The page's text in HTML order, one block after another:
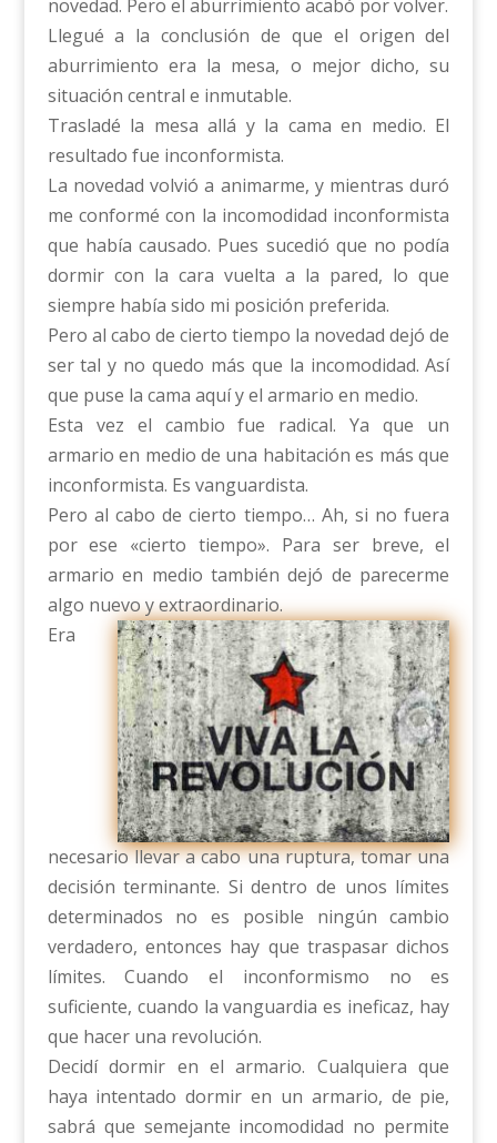
novedad. Pero el aburrimiento acabó por volver.
Llegué a la conclusión de que el origen del
aburrimiento era la mesa, o mejor dicho, su
situación central e inmutable.
Trasladé la mesa allá y la cama en medio. El
resultado fue inconformista.
La novedad volvió a animarme, y mientras duró
me conformé con la incomodidad inconformista
que había causado. Pues sucedió que no podía
dormir con la cara vuelta a la pared, lo que
siempre había sido mi posición preferida.
Pero al cabo de cierto tiempo la novedad dejó de
ser tal y no quedo más que la incomodidad. Así
que puse la cama aquí y el armario en medio.
Esta vez el cambio fue radical. Ya que un
armario en medio de una habitación es más que
inconformista. Es vanguardista.
Pero al cabo de cierto tiempo… Ah, si no fuera
por ese «cierto tiempo». Para ser breve, el
armario en medio también dejó de parecerme
algo nuevo y extraordinario.
Era
necesario llevar a cabo una ruptura, tomar una
decisión terminante. Si dentro de unos límites
determinados no es posible ningún cambio
verdadero, entonces hay que traspasar dichos
límites. Cuando el inconformismo no es
suficiente, cuando la vanguardia es ineficaz, hay
que hacer una revolución.
Decidí dormir en el armario. Cualquiera que
haya intentado dormir en un armario, de pie,
sabrá que semejante incomodidad no permite